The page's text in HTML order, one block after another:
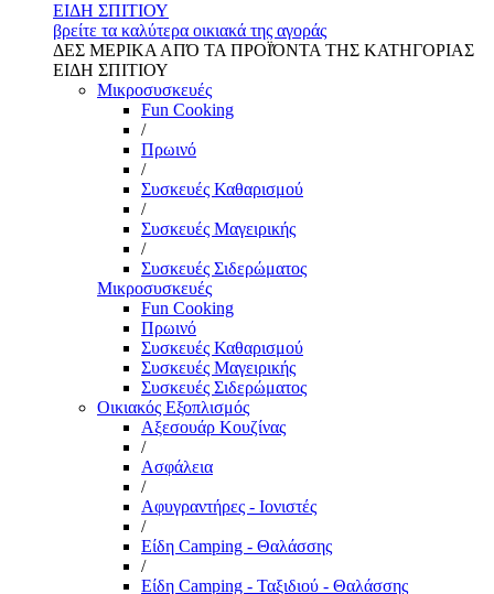
ΕΙΔΗ ΣΠΙΤΙΟΥ
βρείτε τα καλύτερα οικιακά της αγοράς
ΔΕΣ ΜΕΡΙΚΑ ΑΠΌ ΤΑ ΠΡΟΪΌΝΤΑ ΤΗΣ ΚΑΤΗΓΟΡΙΑΣ
ΕΙΔΗ ΣΠΙΤΙΟΥ
Μικροσυσκευές
Fun Cooking
/
Πρωινό
/
Συσκευές Καθαρισμού
/
Συσκευές Μαγειρικής
/
Συσκευές Σιδερώματος
Μικροσυσκευές
Fun Cooking
Πρωινό
Συσκευές Καθαρισμού
Συσκευές Μαγειρικής
Συσκευές Σιδερώματος
Οικιακός Εξοπλισμός
Αξεσουάρ Κουζίνας
/
Ασφάλεια
/
Αφυγραντήρες - Ιονιστές
/
Είδη Camping - Θαλάσσης
/
Είδη Camping - Ταξιδιού - Θαλάσσης